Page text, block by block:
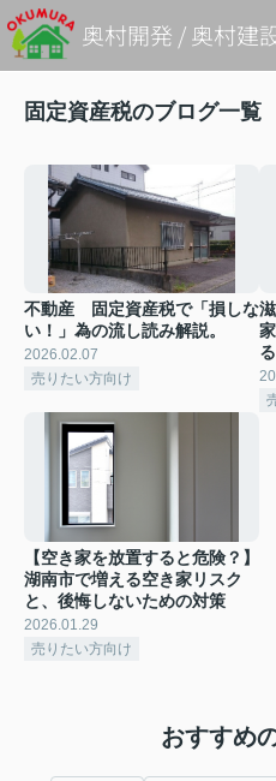
奥村開発 / 奥村建
固定資産税のブログ一覧
不動産 固定資産税で「損しな
い！」為の流し読み解説。
2026.02.07
売りたい方向け
【空き家を放置すると危険？】
湖南市で増える空き家リスク
と、後悔しないための対策
2026.01.29
売りたい方向け
おすすめ